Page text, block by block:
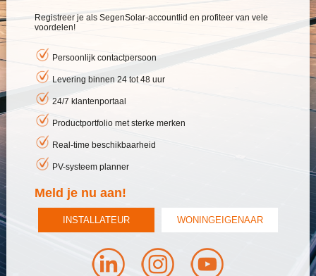
Registreer je als SegenSolar-accountlid en profiteer van vele
voordelen!
Persoonlijk contactpersoon
Levering binnen 24 tot 48 uur
24/7 klantenportaal
Productportfolio met sterke merken
Real-time beschikbaarheid
PV-systeem planner
Meld je nu aan!
INSTALLATEUR WONINGEIGENAAR